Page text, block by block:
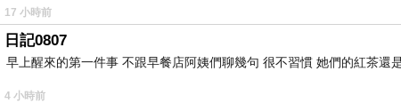
17 小時前
日記0807
早上醒來的第一件事 不跟早餐店阿姨們聊幾句 很不習慣 她們的紅茶還
4 小時前